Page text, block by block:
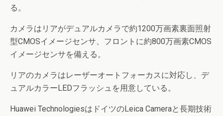
る。
カメラはリアがデュアルカメラで約1200万画素裏面照射
型CMOSイメージセンサ、フロントに約800万画素CMOS
イメージセンサを備える。
リアのカメラはレーザーオートフォーカスに対応し、デ
ュアルカラーLEDフラッシュを用意している。
Huawei TechnologiesはドイツのLeica Cameraと長期技術